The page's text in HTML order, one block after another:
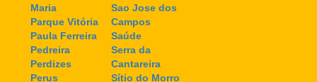
Maria
Parque Vitória
Paula Ferreira
Pedreira
Perdizes
Perus
Sao Jose dos
Campos
Saúde
Serra da
Cantareira
Sítio do Morro